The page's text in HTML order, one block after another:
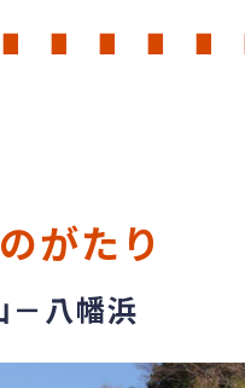
∎ ∎ ∎ ∎ ∎
のがたり
八幡浜